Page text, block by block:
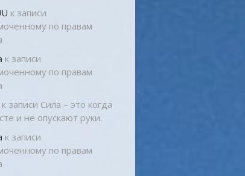
к записи
по правам
к записи
по правам
к записи Сила – это когда
и не опускают руки.
к записи
по правам